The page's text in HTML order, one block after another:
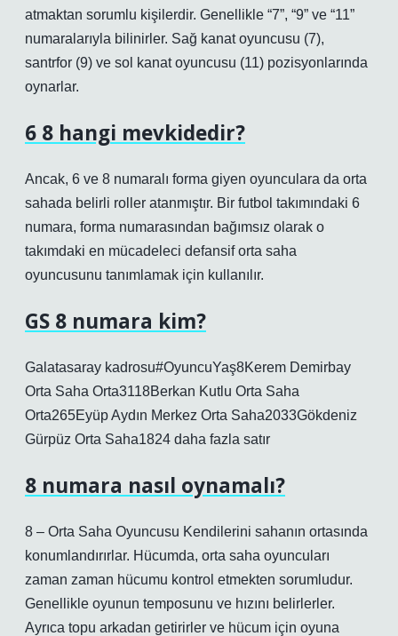
atmaktan sorumlu kişilerdir. Genellikle “7”, “9” ve “11”
numaralarıyla bilinirler. Sağ kanat oyuncusu (7),
santrfor (9) ve sol kanat oyuncusu (11) pozisyonlarında
oynarlar.
6 8 hangi mevkidedir?
Ancak, 6 ve 8 numaralı forma giyen oyunculara da orta
sahada belirli roller atanmıştır. Bir futbol takımındaki 6
numara, forma numarasından bağımsız olarak o
takımdaki en mücadeleci defansif orta saha
oyuncusunu tanımlamak için kullanılır.
GS 8 numara kim?
Galatasaray kadrosu#OyuncuYaş8Kerem Demirbay
Orta Saha Orta3118Berkan Kutlu Orta Saha
Orta265Eyüp Aydın Merkez Orta Saha2033Gökdeniz
Gürpüz Orta Saha1824 daha fazla satır
8 numara nasıl oynamalı?
8 – Orta Saha Oyuncusu Kendilerini sahanın ortasında
konumlandırırlar. Hücumda, orta saha oyuncuları
zaman zaman hücumu kontrol etmekten sorumludur.
Genellikle oyunun temposunu ve hızını belirlerler.
Ayrıca topu arkadan getirirler ve hücum için oyuna